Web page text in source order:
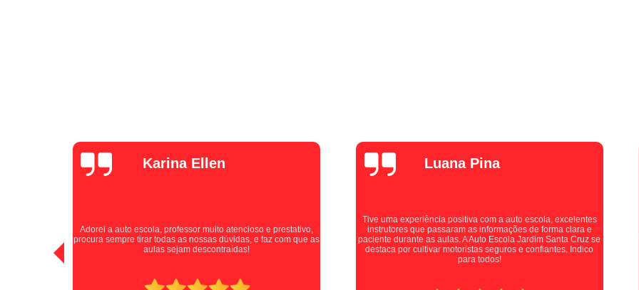
Curso de
Curso de Transporte de Passageiros
Curso Mopp e Carga Indivisível
Luana Pina
instrutores que passaram as informações de forma clara e
paciente durante as aulas. A Auto Escola Jardim Santa Cruz se
destaca por cultivar motoristas seguros e confiantes. Indico
alexZ7000
Auto escola muito boa, fiz minhas aulas práticas com a
Professora Kellen, e ela é uma pessoa maravilhosa, me instruía
com extrema paciência e cobrava quando necessário,
recomendo muito para quem está procurando tirar sua carta!